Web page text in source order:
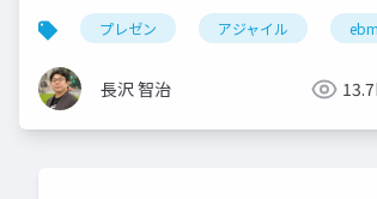
プレゼン アジャイル ebm
長沢 智治